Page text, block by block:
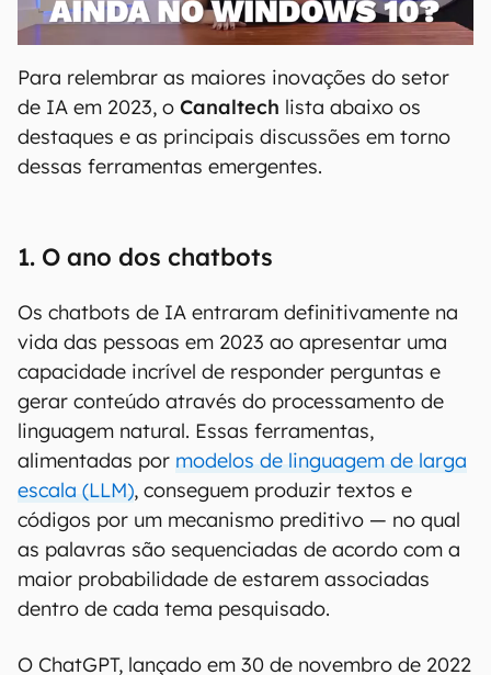
Para relembrar as maiores inovações do setor
de IA em 2023, o Canaltech lista abaixo os
destaques e as principais discussões em torno
dessas ferramentas emergentes.
1. O ano dos chatbots
Os chatbots de IA entraram definitivamente na
vida das pessoas em 2023 ao apresentar uma
capacidade incrível de responder perguntas e
gerar conteúdo através do processamento de
linguagem natural. Essas ferramentas,
alimentadas por modelos de linguagem de larga
escala (LLM), conseguem produzir textos e
códigos por um mecanismo preditivo — no qual
as palavras são sequenciadas de acordo com a
maior probabilidade de estarem associadas
dentro de cada tema pesquisado.
O ChatGPT, lançado em 30 de novembro de 2022